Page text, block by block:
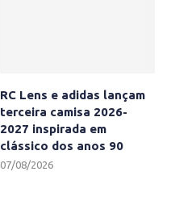
RC Lens e adidas lançam
terceira camisa 2026-
2027 inspirada em
clássico dos anos 90
07/08/2026